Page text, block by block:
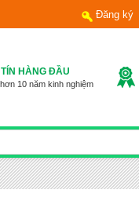
Đăng ký
HÀNG ĐẦU
10 năm kinh nghiệm